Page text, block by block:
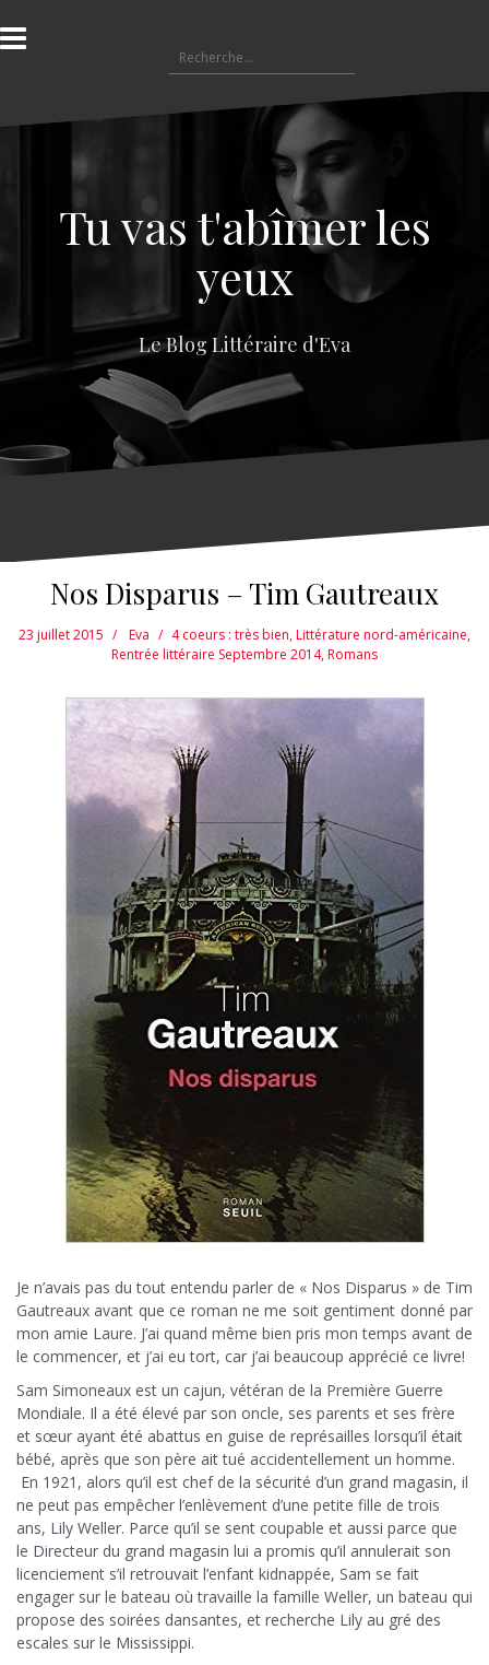
l
a
e
e
Tu vas t'abîmer les
yeux
Le Blog Littéraire d'Eva
Nos Disparus – Tim Gautreaux
23 juillet 2015 Eva 4 coeurs : très bien,Littérature nord-américaine,
Rentrée littéraire Septembre 2014,Romans
Je n’avais pas du tout entendu parler de « Nos Disparus » de Tim
Gautreaux avant que ce roman ne me soit gentiment donné par
mon amie Laure. J’ai quand même bien pris mon temps avant de
le commencer, et j’ai eu tort, car j’ai beaucoup apprécié ce livre!
Sam Simoneaux est un cajun, vétéran de la Première Guerre
Mondiale. Il a été élevé par son oncle, ses parents et ses frère
et sœur ayant été abattus en guise de représailles lorsqu’il était
bébé, après que son père ait tué accidentellement un homme.
En 1921, alors qu’il est chef de la sécurité d’un grand magasin, il
ne peut pas empêcher l’enlèvement d’une petite fille de trois
ans, Lily Weller. Parce qu’il se sent coupable et aussi parce que
le Directeur du grand magasin lui a promis qu’il annulerait son
licenciement s’il retrouvait l’enfant kidnappée, Sam se fait
engager sur le bateau où travaille la famille Weller, un bateau qui
propose des soirées dansantes, et recherche Lily au gré des
escales sur le Mississippi.